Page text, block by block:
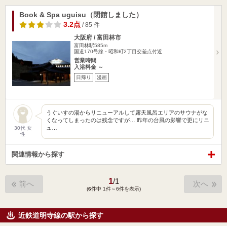
Book & Spa uguisu（閉館しました）
3.2点 / 85 件
大阪府 / 富田林市
富田林駅585m
国道170号線・昭和町2丁目交差点付近
営業時間
入浴料金 ～
日帰り 漫画
30代 女
性
うぐいすの湯からリニューアルして露天風呂エリアのサウナがな
くなってしまったのは残念ですが… 昨年の台風の影響で更にリニ
ュ…
関連情報から探す
前へ 1/1
(6件中 1件～6件を表示)
次へ
近鉄道明寺線の駅から探す